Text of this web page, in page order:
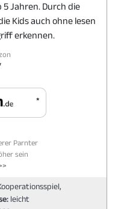
Jahren. Durch die
Kids auch ohne lesen
erkennen.
*
Parnter
sein
leicht